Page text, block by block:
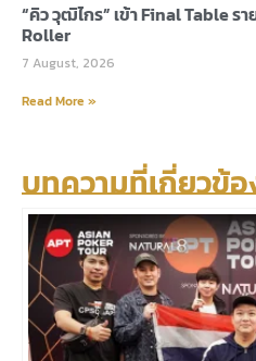
“คิว วุฒิไกร” เข้า Final Table ร
Roller
7 August, 2026
Read More »
บทความที่เกี่ยวข้